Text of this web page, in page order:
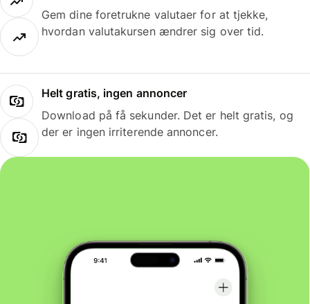
Gem dine foretrukne valutaer for at tjekke,
hvordan valutakursen ændrer sig over tid.
Helt gratis, ingen annoncer
Download på få sekunder. Det er helt gratis, og
der er ingen irriterende annoncer.